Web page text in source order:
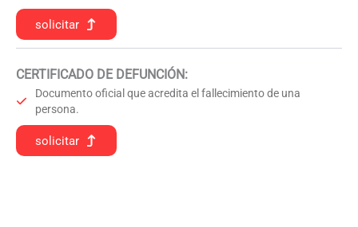
solicitar
CERTIFICADO DE DEFUNCIÓN:
Documento oficial que acredita el fallecimiento de una
persona.
solicitar